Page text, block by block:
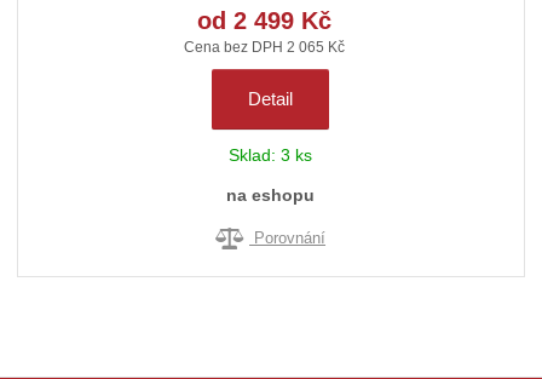
od2 499 Kč
Cena bez DPH 2 065 Kč
Detail
Sklad:3 ks
na eshopu
Porovnání